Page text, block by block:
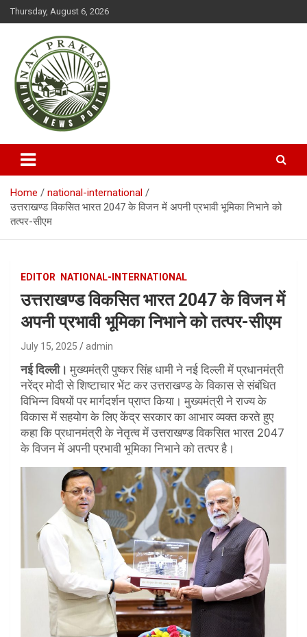
k
t
Thursday, August 6, 2026
NAVPRAKASH
Home
national-international
उत्तराखण्ड विकसित भारत 2047 के विजन में अपनी प्रभावी भूमिका निभाने को
तत्पर-सीएम
EDITOR NATIONAL-INTERNATIONAL
उत्तराखण्ड विकसित भारत 2047 के विजन में
अपनी प्रभावी भूमिका निभाने को तत्पर-सीएम
July 15, 2025 admin
नई दिल्ली। मुख्यमंत्री पुष्कर सिंह धामी ने नई दिल्ली में प्रधानमंत्री
नरेंद्र मोदी से शिष्टाचार भेंट कर उत्तराखण्ड के विकास से संबंधित
विभिन्न विषयों पर मार्गदर्शन प्राप्त किया। मुख्यमंत्री ने राज्य के
विकास में सहयोग के लिए केंद्र सरकार का आभार व्यक्त करते हुए
कहा कि प्रधानमंत्री के नेतृत्व में उत्तराखण्ड विकसित भारत 2047
के विजन में अपनी प्रभावी भूमिका निभाने को तत्पर है।